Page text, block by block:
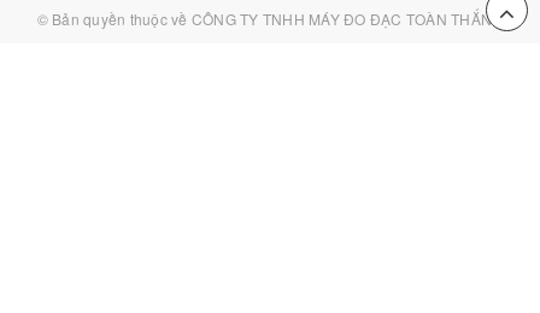
© Bản quyền thuộc về CÔNG TY TNHH MÁY ĐO ĐẠC TOÀN THẮNG